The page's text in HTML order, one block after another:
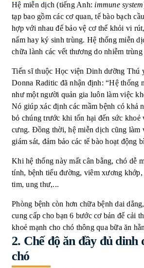
Hệ miễn dịch (tiếng Anh: immune system
tạp bao gồm các cơ quan, tế bào bạch
hợp với nhau để bảo vệ cơ thể khỏi vi
nấm hay ký sinh trùng. Hệ thống miễn
chữa lành các vết thương do nhiễm
Tiến sĩ thuộc Học viện Dinh dưỡng
Donna Raditic đã nhận định: “Hệ thống
như một người quản gia luôn làm việc
Nó giúp xác định các mầm bệnh có khả
bỏ chúng trước khi tổn hại đến sức khoẻ
cưng. Đồng thời, hệ miễn dịch cũng làm
giám sát, đảm bảo các tế bào hoạt động
Khi hệ thống này mất cân bằng, chó dễ
tính, bệnh tiểu đường, viêm xương khớp,
tim, ung thư,...
Phòng bệnh còn hơn chữa bệnh dai
cung cấp cho bạn 6 bước cơ bản để cải
khoẻ mạnh cho chó thông qua bữa ăn
2. Chế độ ăn đầy đủ dinh
chó